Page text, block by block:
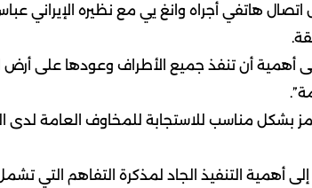
اتصال هاتفي أجراه وانغ يي مع نظيره الإيراني
أهمية أن تنفذ جميع الأطراف وعودها على أرض
بشكل مناسب للاستجابة للمخاوف العامة لدى
أهمية التنفيذ الجاد لمذكرة التفاهم التي